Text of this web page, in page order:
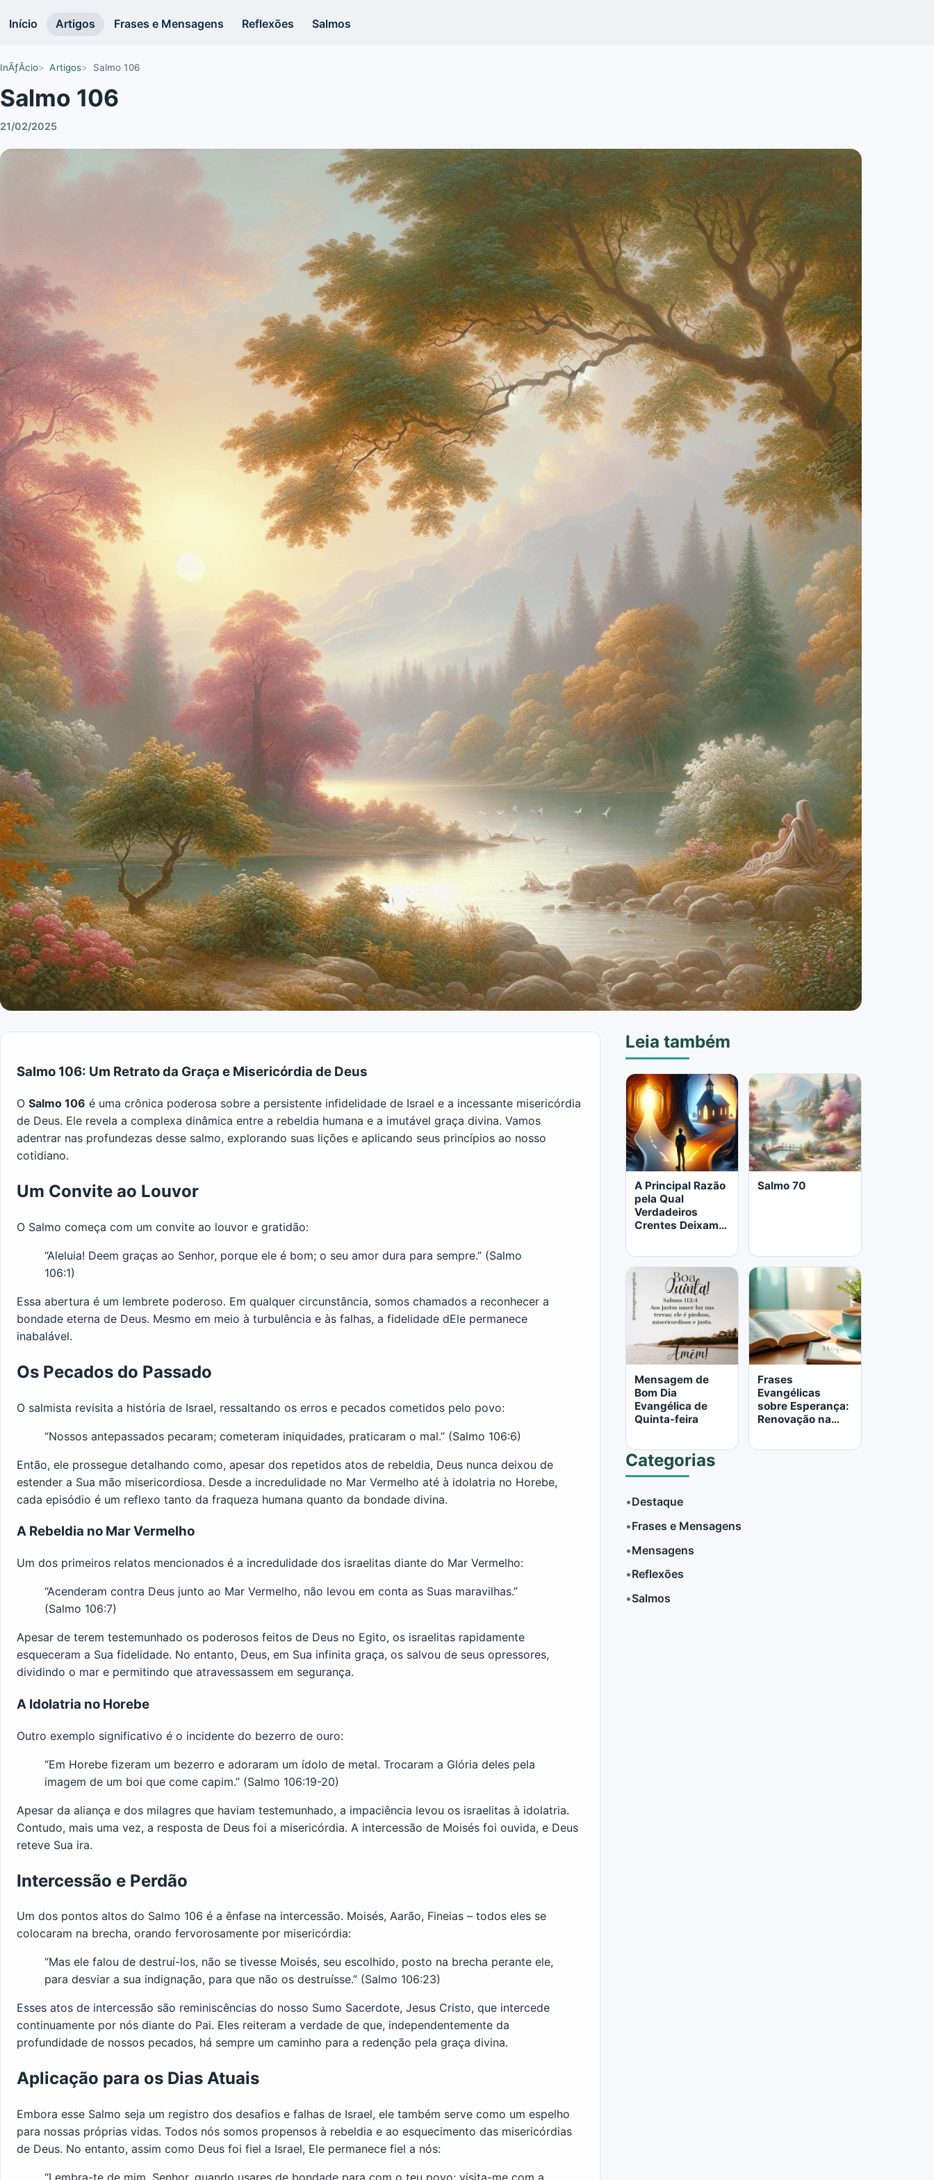
Início Artigos Frases e Mensagens Reflexões Salmos
InÃƒÂ­cio Artigos Salmo 106
Salmo 106
21/02/2025
Salmo 106: Um Retrato da Graça e Misericórdia de Deus
OSalmo 106 é uma crônica poderosa sobre a persistente infidelidade de Israel e a incessante misericórdia
de Deus. Ele revela a complexa dinâmica entre a rebeldia humana e a imutável graça divina. Vamos
adentrar nas profundezas desse salmo, explorando suas lições e aplicando seus princípios ao nosso
cotidiano.
Um Convite ao Louvor
O Salmo começa com um convite ao louvor e gratidão:
“Aleluia! Deem graças ao Senhor, porque ele é bom; o seu amor dura para sempre.” (Salmo
106:1)
Essa abertura é um lembrete poderoso. Em qualquer circunstância, somos chamados a reconhecer a
bondade eterna de Deus. Mesmo em meio à turbulência e às falhas, a fidelidade dEle permanece
inabalável.
Os Pecados do Passado
O salmista revisita a história de Israel, ressaltando os erros e pecados cometidos pelo povo:
“Nossos antepassados pecaram; cometeram iniquidades, praticaram o mal.” (Salmo 106:6)
Então, ele prossegue detalhando como, apesar dos repetidos atos de rebeldia, Deus nunca deixou de
estender a Sua mão misericordiosa. Desde a incredulidade no Mar Vermelho até à idolatria no Horebe,
cada episódio é um reflexo tanto da fraqueza humana quanto da bondade divina.
A Rebeldia no Mar Vermelho
Um dos primeiros relatos mencionados é a incredulidade dos israelitas diante do Mar Vermelho:
“Acenderam contra Deus junto ao Mar Vermelho, não levou em conta as Suas maravilhas.”
(Salmo 106:7)
Apesar de terem testemunhado os poderosos feitos de Deus no Egito, os israelitas rapidamente
esqueceram a Sua fidelidade. No entanto, Deus, em Sua infinita graça, os salvou de seus opressores,
dividindo o mar e permitindo que atravessassem em segurança.
A Idolatria no Horebe
Outro exemplo significativo é o incidente do bezerro de ouro:
“Em Horebe fizeram um bezerro e adoraram um ídolo de metal. Trocaram a Glória deles pela
imagem de um boi que come capim.” (Salmo 106:19-20)
Apesar da aliança e dos milagres que haviam testemunhado, a impaciência levou os israelitas à idolatria.
Contudo, mais uma vez, a resposta de Deus foi a misericórdia. A intercessão de Moisés foi ouvida, e Deus
reteve Sua ira.
Intercessão e Perdão
Um dos pontos altos do Salmo 106 é a ênfase na intercessão. Moisés, Aarão, Fineias – todos eles se
colocaram na brecha, orando fervorosamente por misericórdia:
“Mas ele falou de destruí-los, não se tivesse Moisés, seu escolhido, posto na brecha perante ele,
para desviar a sua indignação, para que não os destruísse.” (Salmo 106:23)
Esses atos de intercessão são reminiscências do nosso Sumo Sacerdote, Jesus Cristo, que intercede
continuamente por nós diante do Pai. Eles reiteram a verdade de que, independentemente da
profundidade de nossos pecados, há sempre um caminho para a redenção pela graça divina.
Aplicação para os Dias Atuais
Embora esse Salmo seja um registro dos desafios e falhas de Israel, ele também serve como um espelho
para nossas próprias vidas. Todos nós somos propensos à rebeldia e ao esquecimento das misericórdias
de Deus. No entanto, assim como Deus foi fiel a Israel, Ele permanece fiel a nós:
Leia também
A Principal Razão
pela Qual
Verdadeiros
Crentes Deixam a
LER MAIS
Salmo 70
LER MAIS
Mensagem de
Bom Dia
Evangélica de
Quinta-feira
LER MAIS
Frases
Evangélicas
sobre Esperança:
Renovação na
Categorias
•Destaque
•Frases e Mensagens
•Mensagens
•Reflexões
•Salmos